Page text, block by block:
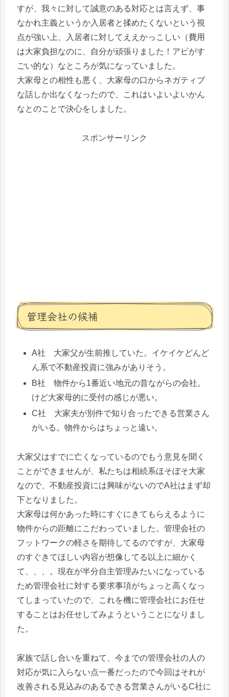
すが、我々に対して誠意のある対応とは言えず、事
なかれ主義というか入居者と揉めたくないという視
点が強い上、入居者に対してええかっこしい（費用
は大家負担なのに、自分が頑張りました！アピがす
ごい的な）なところが気になっていました。
大家母との相性も悪く、大家母の口からネガティブ
な話しか出なくなったので、これはいよいよいかん
なとのことで決心をしました。
スポンサーリンク
管理会社の候補
A社 大家父が生前推していた。イケイケどんど
ん系で不動産投資に強みがありそう。
B社 物件から1番近い地元の昔ながらの会社。
けど大家母的に受付の感じが悪い。
C社 大家夫が別件で知り合ったできる営業さん
がいる。物件からはちょっと遠い。
大家父はすでに亡くなっているのでもう意見を聞く
ことができませんが、私たちは相続系ほそぼそ大家
なので、不動産投資には興味がないのでA社はまず却
下となりました。
大家母は何かあった時にすぐにきてもらえるように
物件からの距離にこだわっていました。管理会社の
フットワークの軽さを期待してるのですが、大家母
のすぐきてほしい内容が想像してる以上に細かく
て、、、。現在が半分自主管理みたいになっている
ため管理会社に対する要求事項がちょっと高くなっ
てしまっていたので、これを機に管理会社にお任せ
することはお任せしてみようということになりまし
た。
家族で話し合いを重ねて、今までの管理会社の人の
対応が気に入らない点一番だったので今回はそれが
改善される見込みのあるできる営業さんがいるC社に